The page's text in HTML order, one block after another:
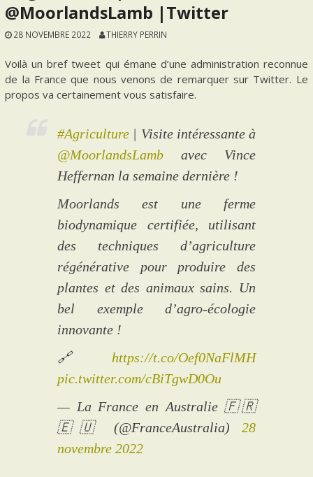
@MoorlandsLamb |Twitter
28 NOVEMBRE 2022 THIERRY PERRIN
Voilà un bref tweet qui émane d’une administration reconnue
de la France que nous venons de remarquer sur Twitter. Le
propos va certainement vous satisfaire.
#Agriculture | Visite intéressante à
@MoorlandsLamb avec Vince
Heffernan la semaine dernière !
Moorlands est une ferme
biodynamique certifiée, utilisant
des techniques d’agriculture
régénérative pour produire des
plantes et des animaux sains. Un
bel exemple d’agro-écologie
innovante !
🔗 https://t.co/Oef0NaFlMH
pic.twitter.com/cBiTgwD0Ou
— La France en Australie 🇫🇷
🇪🇺 (@FranceAustralia) 28
novembre 2022